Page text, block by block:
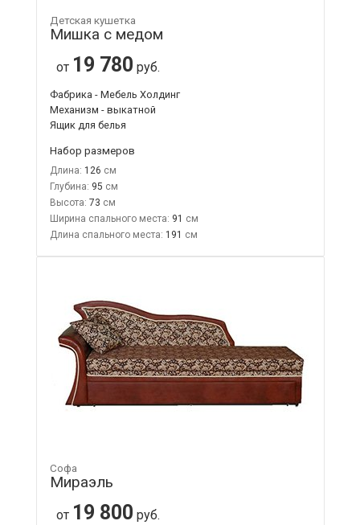
Детская кушетка
Мишка с медом
от 19 780 руб.
Фабрика - Мебель Холдинг
Механизм - выкатной
Ящик для белья
Набор размеров
Длина: 126
Глубина: 95
Высота: 73
Ширина спального места: 91
Длина спального места: 191
Софа
Мираэль
от 19 800 руб.